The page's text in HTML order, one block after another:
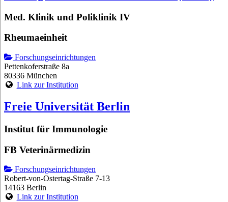
Med. Klinik und Poliklinik IV
Rheumaeinheit
Forschungseinrichtungen
Pettenkoferstraße 8a
80336 München
Link zur Institution
Freie Universität Berlin
Institut für Immunologie
FB Veterinärmedizin
Forschungseinrichtungen
Robert-von-Ostertag-Straße 7-13
14163 Berlin
Link zur Institution